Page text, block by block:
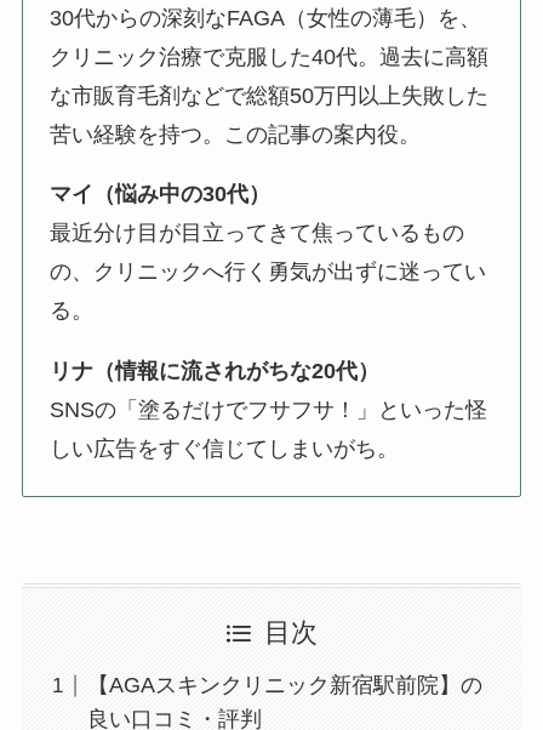
30代からの深刻なFAGA（女性の薄毛）を、
クリニック治療で克服した40代。過去に高額
な市販育毛剤などで総額50万円以上失敗した
苦い経験を持つ。この記事の案内役。
マイ（悩み中の30代）
最近分け目が目立ってきて焦っているもの
の、クリニックへ行く勇気が出ずに迷ってい
る。
リナ（情報に流されがちな20代）
SNSの「塗るだけでフサフサ！」といった怪
しい広告をすぐ信じてしまいがち。
目次
【AGAスキンクリニック新宿駅前院】の
良い口コミ・評判